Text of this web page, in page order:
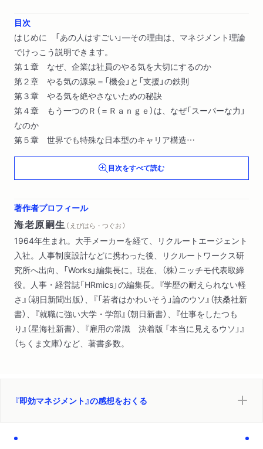
目次
はじめに 「あの人はすごい」―その理由は、マネジメント理論
でけっこう説明できます。
第１章 なぜ、企業は社員のやる気を大切にするのか
第２章 やる気の源泉＝「機会」と「支援」の鉄則
第３章 やる気を絶やさないための秘訣
第４章 もう一つのＲ（＝Ｒａｎｇｅ）は、なぜ「スーパーな力」
なのか
第５章 世界でも特殊な日本型のキャリア構造
第６章 学んだことを人に教え、自分でも実践する
あとがき リクルートの「元気とやる気」の秘密を、みなさんに
目次をすべて読む
著作者プロフィール
海老原嗣生 （ えびはら・つぐお ）
1964年生まれ。大手メーカーを経て、リクルートエージェント
入社。人事制度設計などに携わった後、リクルートワークス研
究所へ出向、「Works」編集長に。現在、（株）ニッチモ代表取締
役。人事・経営誌「HRmics」の編集長。『学歴の耐えられない軽
さ』（朝日新聞出版）、『「若者はかわいそう」論のウソ』（扶桑社新
書）、『就職に強い大学・学部』（朝日新書）、『仕事をしたつも
り』（星海社新書）、『雇用の常識 決着版 「本当に見えるウソ」』
（ちくま文庫）など、著書多数。
『即効マネジメント』の感想をおくる